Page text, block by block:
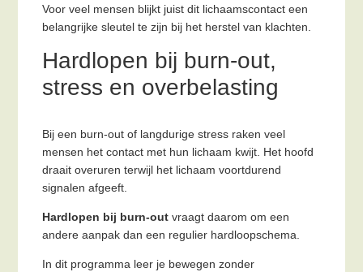
Voor veel mensen blijkt juist dit lichaamscontact een
belangrijke sleutel te zijn bij het herstel van klachten.
Hardlopen bij burn-out,
stress en overbelasting
Bij een burn-out of langdurige stress raken veel
mensen het contact met hun lichaam kwijt. Het hoofd
draait overuren terwijl het lichaam voortdurend
signalen afgeeft.
Hardlopen bij burn-out vraagt daarom om een
andere aanpak dan een regulier hardloopschema.
In dit programma leer je bewegen zonder